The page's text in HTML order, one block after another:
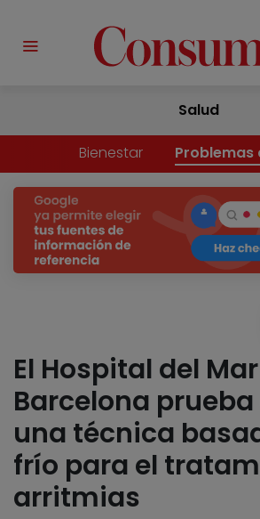
Salud
Bienestar Problemas
El Hospital del
Barcelona
una técnica
frío para el
arritmias